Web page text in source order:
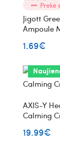
Prekė
Jigott
Ampoule
arbata
1.69€
AXIS-Y
Calming
19.99€